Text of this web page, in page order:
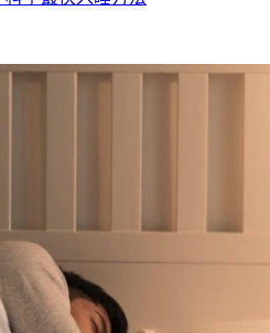
杞、麦芽等常用的中药材，可以